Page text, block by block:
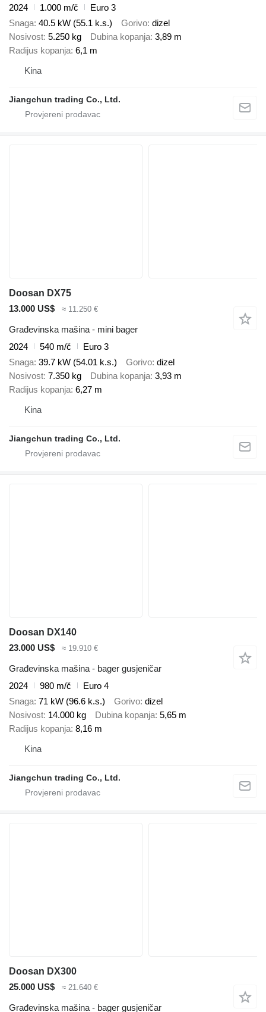
2024
1.000 m/č
Euro 3
Snaga 40.5 kW (55.1 k.s.) Gorivo dizel
Nosivost 5.250 kg Dubina kopanja 3,89 m
Radijus kopanja 6,1 m
Kina
Jiangchun trading Co., Ltd.
Doosan DX75
13.000 US$
≈ 11.250 €
Građevinska mašina - mini bager
2024
540 m/č
Euro 3
Snaga 39.7 kW (54.01 k.s.) Gorivo dizel
Nosivost 7.350 kg Dubina kopanja 3,93 m
Radijus kopanja 6,27 m
Kina
Jiangchun trading Co., Ltd.
Doosan DX140
23.000 US$
≈ 19.910 €
Građevinska mašina - bager gusjeničar
2024
980 m/č
Euro 4
Snaga 71 kW (96.6 k.s.) Gorivo dizel
Nosivost 14.000 kg Dubina kopanja 5,65 m
Radijus kopanja 8,16 m
Kina
Jiangchun trading Co., Ltd.
Doosan DX300
25.000 US$
≈ 21.640 €
Građevinska mašina - bager gusjeničar